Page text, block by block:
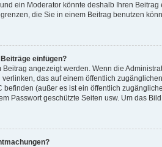
ein Moderator könnte deshalb Ihren
die Sie in einem Beitrag benutzen
einfügen?
Beitrag angezeigt werden. Wenn die
das auf einem öffentlich
befinden (außer es ist ein öffentlich
Passwort geschützte Seiten usw. Um das